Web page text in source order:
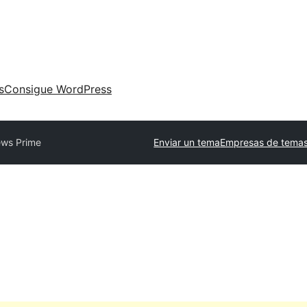
Consigue WordPress
Prime Enviar un temaEmpresas de